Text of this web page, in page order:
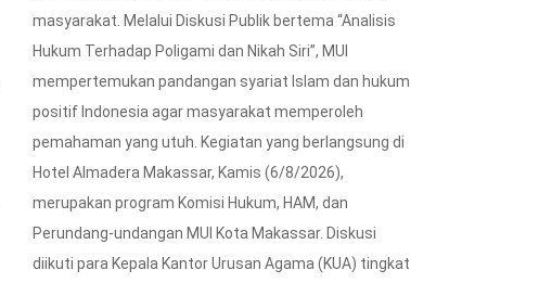
masyarakat. Melalui Diskusi Publik bertema “Analisis
Hukum Terhadap Poligami dan Nikah Siri”, MUI
mempertemukan pandangan syariat Islam dan hukum
positif Indonesia agar masyarakat memperoleh
pemahaman yang utuh. Kegiatan yang berlangsung di
Hotel Almadera Makassar, Kamis (6/8/2026),
merupakan program Komisi Hukum, HAM, dan
Perundang-undangan MUI Kota Makassar. Diskusi
diikuti para Kepala Kantor Urusan Agama (KUA) tingkat